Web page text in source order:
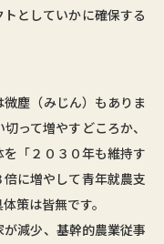
としていかに確保する
塵（みじん）もありま
って増やすどころか、
「２０３０年も維持す
に増やして青年就農支
策は皆無です。
減少、基幹的農業従事